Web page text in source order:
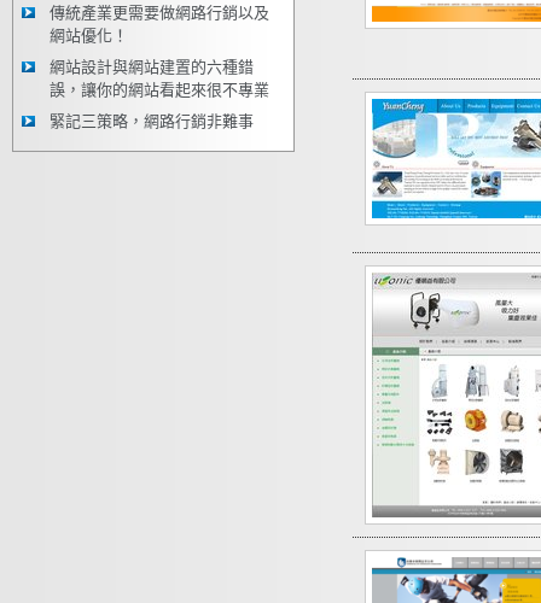
傳統產業更需要做網路行銷以及
網站優化！
網站設計與網站建置的六種錯
誤，讓你的網站看起來很不專業
緊記三策略，網路行銷非難事